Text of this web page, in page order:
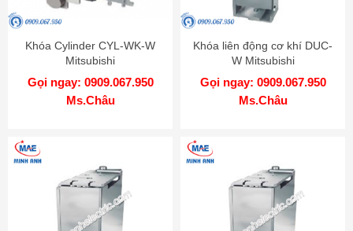
Khóa Cylinder CYL-WK-W
Mitsubishi
Gọi ngay: 0909.067.950
Ms.Châu
Khóa liên động cơ khí DUC-
W Mitsubishi
Gọi ngay: 0909.067.950
Ms.Châu